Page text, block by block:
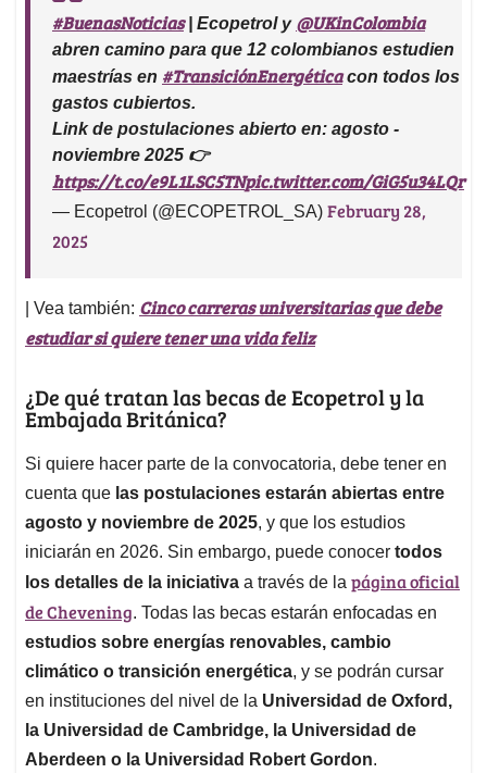
#BuenasNoticias| Ecopetrol y @UKinColombia
abren camino para que 12 colombianos estudien
maestrías en #TransiciónEnergéticacon todos los
gastos cubiertos.
Link de postulaciones abierto en: agosto -
noviembre 2025 👉
https://t.co/e9L1LSC5TNpic.twitter.com/GiG5u34LQr
— Ecopetrol (@ECOPETROL_SA) February 28,
2025
| Vea también: Cinco carreras universitarias que debe
estudiar si quiere tener una vida feliz
¿De qué tratan las becas de Ecopetrol y la
Embajada Británica?
Si quiere hacer parte de la convocatoria, debe tener en
cuenta que las postulaciones estarán abiertas entre
agosto y noviembre de 2025, y que los estudios
iniciarán en 2026. Sin embargo, puede conocer todos
los detalles de la iniciativa a través de la página oficial
de Chevening. Todas las becas estarán enfocadas en
estudios sobre energías renovables, cambio
climático o transición energética, y se podrán cursar
en instituciones del nivel de la Universidad de Oxford,
la Universidad de Cambridge, la Universidad de
Aberdeen o la Universidad Robert Gordon.